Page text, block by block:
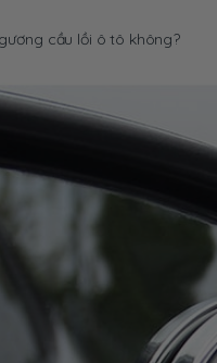
cầu lồi ô tô không?